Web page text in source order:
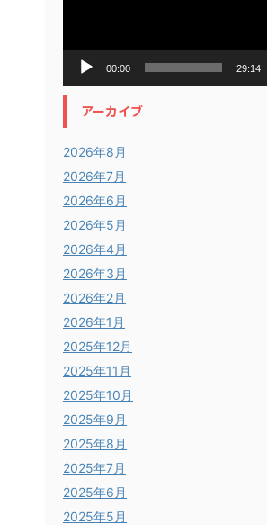
00:00 29:14
アーカイブ
2026年8月
2026年7月
2026年6月
2026年5月
2026年4月
2026年3月
2026年2月
2026年1月
2025年12月
2025年11月
2025年10月
2025年9月
2025年8月
2025年7月
2025年6月
2025年5月